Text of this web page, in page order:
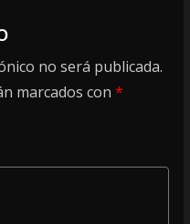
no será publicada.
marcados con *